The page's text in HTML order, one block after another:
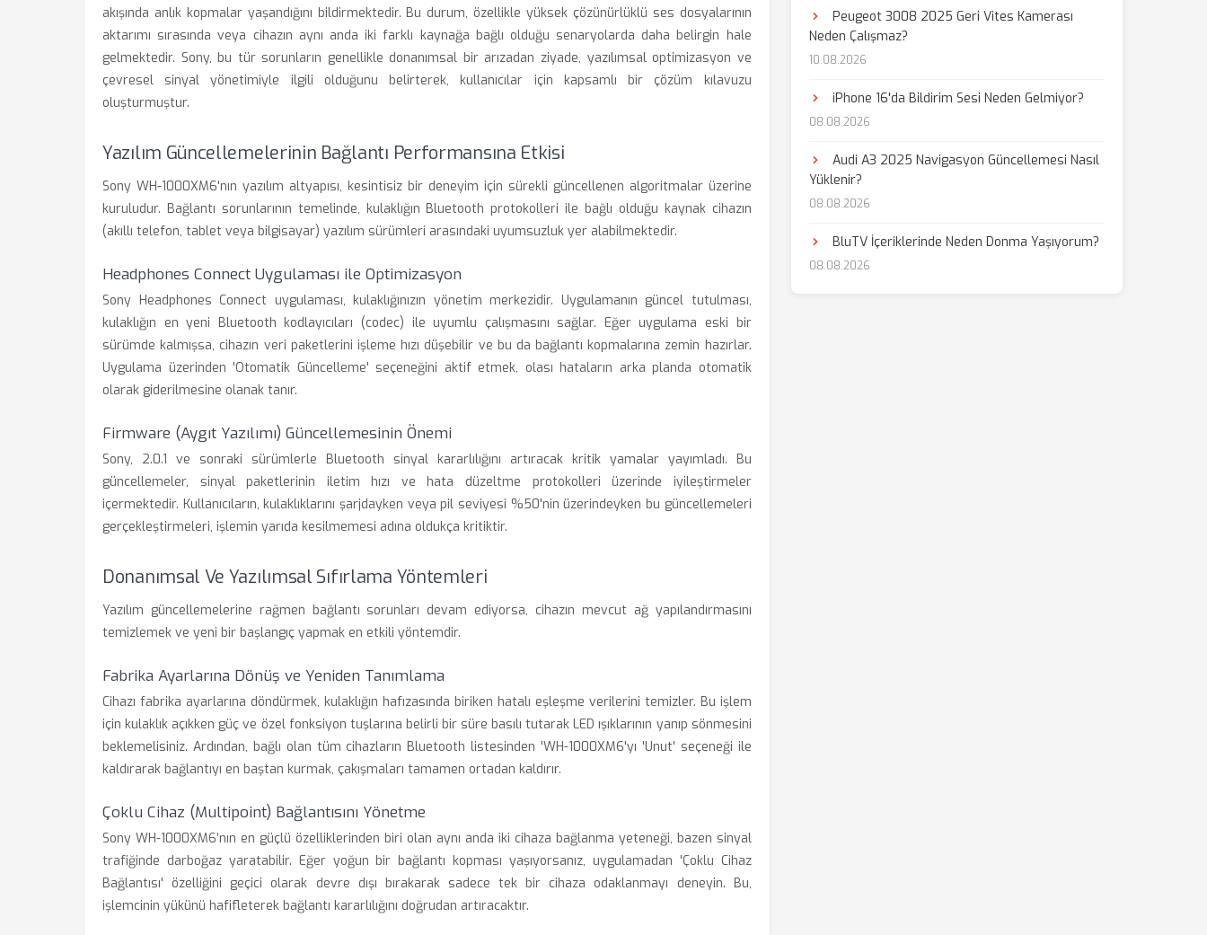
akışında anlık kopmalar yaşandığını bildirmektedir. Bu durum, özellikle yüksek çözünürlüklü ses dosyalarının
aktarımı sırasında veya cihazın aynı anda iki farklı kaynağa bağlı olduğu senaryolarda daha belirgin hale
gelmektedir. Sony, bu tür sorunların genellikle donanımsal bir arızadan ziyade, yazılımsal optimizasyon ve
çevresel sinyal yönetimiyle ilgili olduğunu belirterek, kullanıcılar için kapsamlı bir çözüm kılavuzu
oluşturmuştur.
Yazılım Güncellemelerinin Bağlantı Performansına Etkisi
Sony WH-1000XM6'nın yazılım altyapısı, kesintisiz bir deneyim için sürekli güncellenen algoritmalar üzerine
kuruludur. Bağlantı sorunlarının temelinde, kulaklığın Bluetooth protokolleri ile bağlı olduğu kaynak cihazın
(akıllı telefon, tablet veya bilgisayar) yazılım sürümleri arasındaki uyumsuzluk yer alabilmektedir.
Headphones Connect Uygulaması ile Optimizasyon
Sony Headphones Connect uygulaması, kulaklığınızın yönetim merkezidir. Uygulamanın güncel tutulması,
kulaklığın en yeni Bluetooth kodlayıcıları (codec) ile uyumlu çalışmasını sağlar. Eğer uygulama eski bir
sürümde kalmışsa, cihazın veri paketlerini işleme hızı düşebilir ve bu da bağlantı kopmalarına zemin hazırlar.
Uygulama üzerinden 'Otomatik Güncelleme' seçeneğini aktif etmek, olası hataların arka planda otomatik
olarak giderilmesine olanak tanır.
Firmware (Aygıt Yazılımı) Güncellemesinin Önemi
Sony, 2.0.1 ve sonraki sürümlerle Bluetooth sinyal kararlılığını artıracak kritik yamalar yayımladı. Bu
güncellemeler, sinyal paketlerinin iletim hızı ve hata düzeltme protokolleri üzerinde iyileştirmeler
içermektedir. Kullanıcıların, kulaklıklarını şarjdayken veya pil seviyesi %50'nin üzerindeyken bu güncellemeleri
gerçekleştirmeleri, işlemin yarıda kesilmemesi adına oldukça kritiktir.
Donanımsal Ve Yazılımsal Sıfırlama Yöntemleri
Yazılım güncellemelerine rağmen bağlantı sorunları devam ediyorsa, cihazın mevcut ağ yapılandırmasını
temizlemek ve yeni bir başlangıç yapmak en etkili yöntemdir.
Fabrika Ayarlarına Dönüş ve Yeniden Tanımlama
Cihazı fabrika ayarlarına döndürmek, kulaklığın hafızasında biriken hatalı eşleşme verilerini temizler. Bu işlem
için kulaklık açıkken güç ve özel fonksiyon tuşlarına belirli bir süre basılı tutarak LED ışıklarının yanıp sönmesini
beklemelisiniz. Ardından, bağlı olan tüm cihazların Bluetooth listesinden 'WH-1000XM6'yı 'Unut' seçeneği ile
kaldırarak bağlantıyı en baştan kurmak, çakışmaları tamamen ortadan kaldırır.
Çoklu Cihaz (Multipoint) Bağlantısını Yönetme
Sony WH-1000XM6’nın en güçlü özelliklerinden biri olan aynı anda iki cihaza bağlanma yeteneği, bazen sinyal
trafiğinde darboğaz yaratabilir. Eğer yoğun bir bağlantı kopması yaşıyorsanız, uygulamadan 'Çoklu Cihaz
Bağlantısı' özelliğini geçici olarak devre dışı bırakarak sadece tek bir cihaza odaklanmayı deneyin. Bu,
işlemcinin yükünü hafifleterek bağlantı kararlılığını doğrudan artıracaktır.
Peugeot 3008 2025 Geri Vites Kamerası
Neden Çalışmaz?
10.08.2026
iPhone 16'da Bildirim Sesi Neden Gelmiyor?
08.08.2026
Audi A3 2025 Navigasyon Güncellemesi Nasıl
Yüklenir?
08.08.2026
BluTV İçeriklerinde Neden Donma Yaşıyorum?
08.08.2026